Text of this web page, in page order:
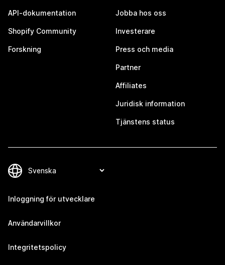
API-dokumentation
Shopify Community
Forskning
Jobba hos oss
Investerare
Press och media
Partner
Affiliates
Juridisk information
Tjänstens status
Inloggning för utvecklare
Användarvillkor
Integritetspolicy